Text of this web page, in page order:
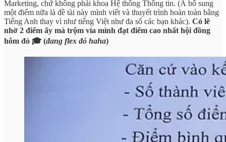
Marketing, chứ không phải khoa Hệ thống Thông tin. (À bổ sung
một điểm nữa là đề tài này mình viết và thuyết trình hoàn toàn bằng
Tiếng Anh thay vì như tiếng Việt như đa số các bạn khác). Có lẽ
nhờ 2 điểm ấy mà trộm vía mình đạt điểm cao nhất hội đồng
hôm đó 🎓 (đang flex đó haha)